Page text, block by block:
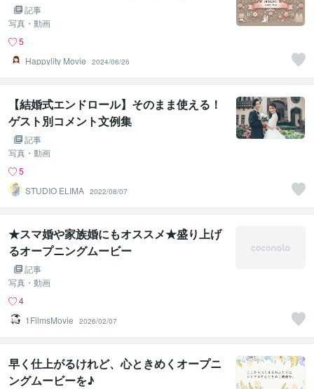
記事
写真・動画
5
Happylity Movie
2024/06/26
【結婚式エンドロール】そのまま使える！
ゲスト別コメント文例集
記事
写真・動画
5
STUDIO ELIMA 2022/08/07
★スマ婚や家族婚にもオススメ★盛り上げ
るオープニングムービー
記事
写真・動画
4
1FilmsMovie
2026/02/07
早く仕上がるけれど、心ときめくオープニ
ングムービーを♪